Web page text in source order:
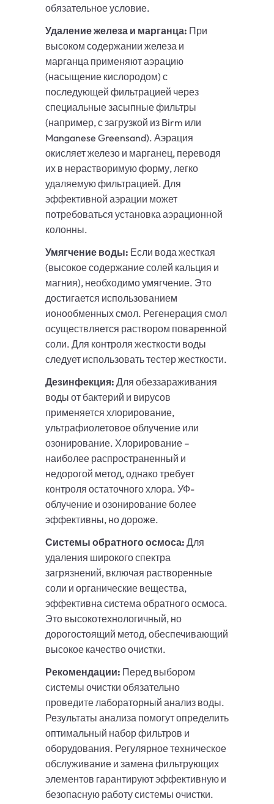
обязательное условие.
Удаление железа и марганца: При
высоком содержании железа и
марганца применяют аэрацию
(насыщение кислородом) с
последующей фильтрацией через
специальные засыпные фильтры
(например, с загрузкой из Birm или
Manganese Greensand). Аэрация
окисляет железо и марганец, переводя
их в нерастворимую форму, легко
удаляемую фильтрацией. Для
эффективной аэрации может
потребоваться установка аэрационной
колонны.
Умягчение воды: Если вода жесткая
(высокое содержание солей кальция и
магния), необходимо умягчение. Это
достигается использованием
ионообменных смол. Регенерация смол
осуществляется раствором поваренной
соли. Для контроля жесткости воды
следует использовать тестер жесткости.
Дезинфекция: Для обеззараживания
воды от бактерий и вирусов
применяется хлорирование,
ультрафиолетовое облучение или
озонирование. Хлорирование –
наиболее распространенный и
недорогой метод, однако требует
контроля остаточного хлора. УФ-
облучение и озонирование более
эффективны, но дороже.
Системы обратного осмоса: Для
удаления широкого спектра
загрязнений, включая растворенные
соли и органические вещества,
эффективна система обратного осмоса.
Это высокотехнологичный, но
дорогостоящий метод, обеспечивающий
высокое качество очистки.
Рекомендации: Перед выбором
системы очистки обязательно
проведите лабораторный анализ воды.
Результаты анализа помогут определить
оптимальный набор фильтров и
оборудования. Регулярное техническое
обслуживание и замена фильтрующих
элементов гарантируют эффективную и
безопасную работу системы очистки.